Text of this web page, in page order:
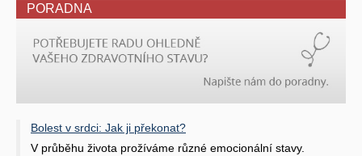
PORADNA
Bolest v srdci: Jak ji překonat?
V průběhu života prožíváme různé emocionální stavy.